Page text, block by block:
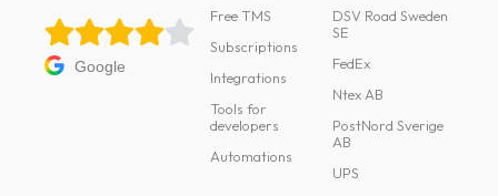
Google
Free TMS
Subscriptions
Integrations
Tools for
developers
Automations
DSV Road Sweden
SE
FedEx
Ntex AB
PostNord Sverige
AB
UPS